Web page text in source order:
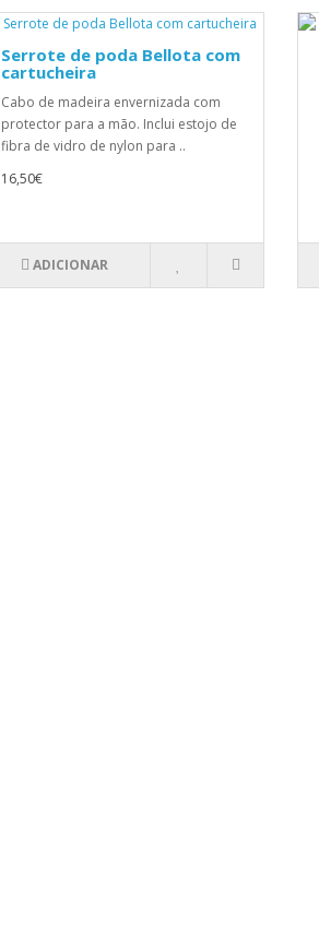
Serrote de poda Bellota com
cartucheira
Cabo de madeira envernizada com
protector para a mão. Inclui estojo de
fibra de vidro de nylon para ..
16,50€
ADICIONAR